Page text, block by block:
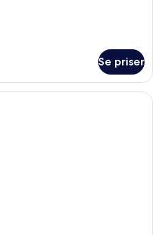
Se priser